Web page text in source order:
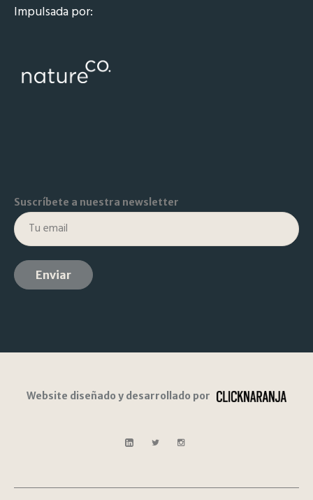
Impulsada por:
Suscríbete a nuestra newsletter
Website diseñado y desarrollado por